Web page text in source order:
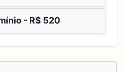
- R$ 520